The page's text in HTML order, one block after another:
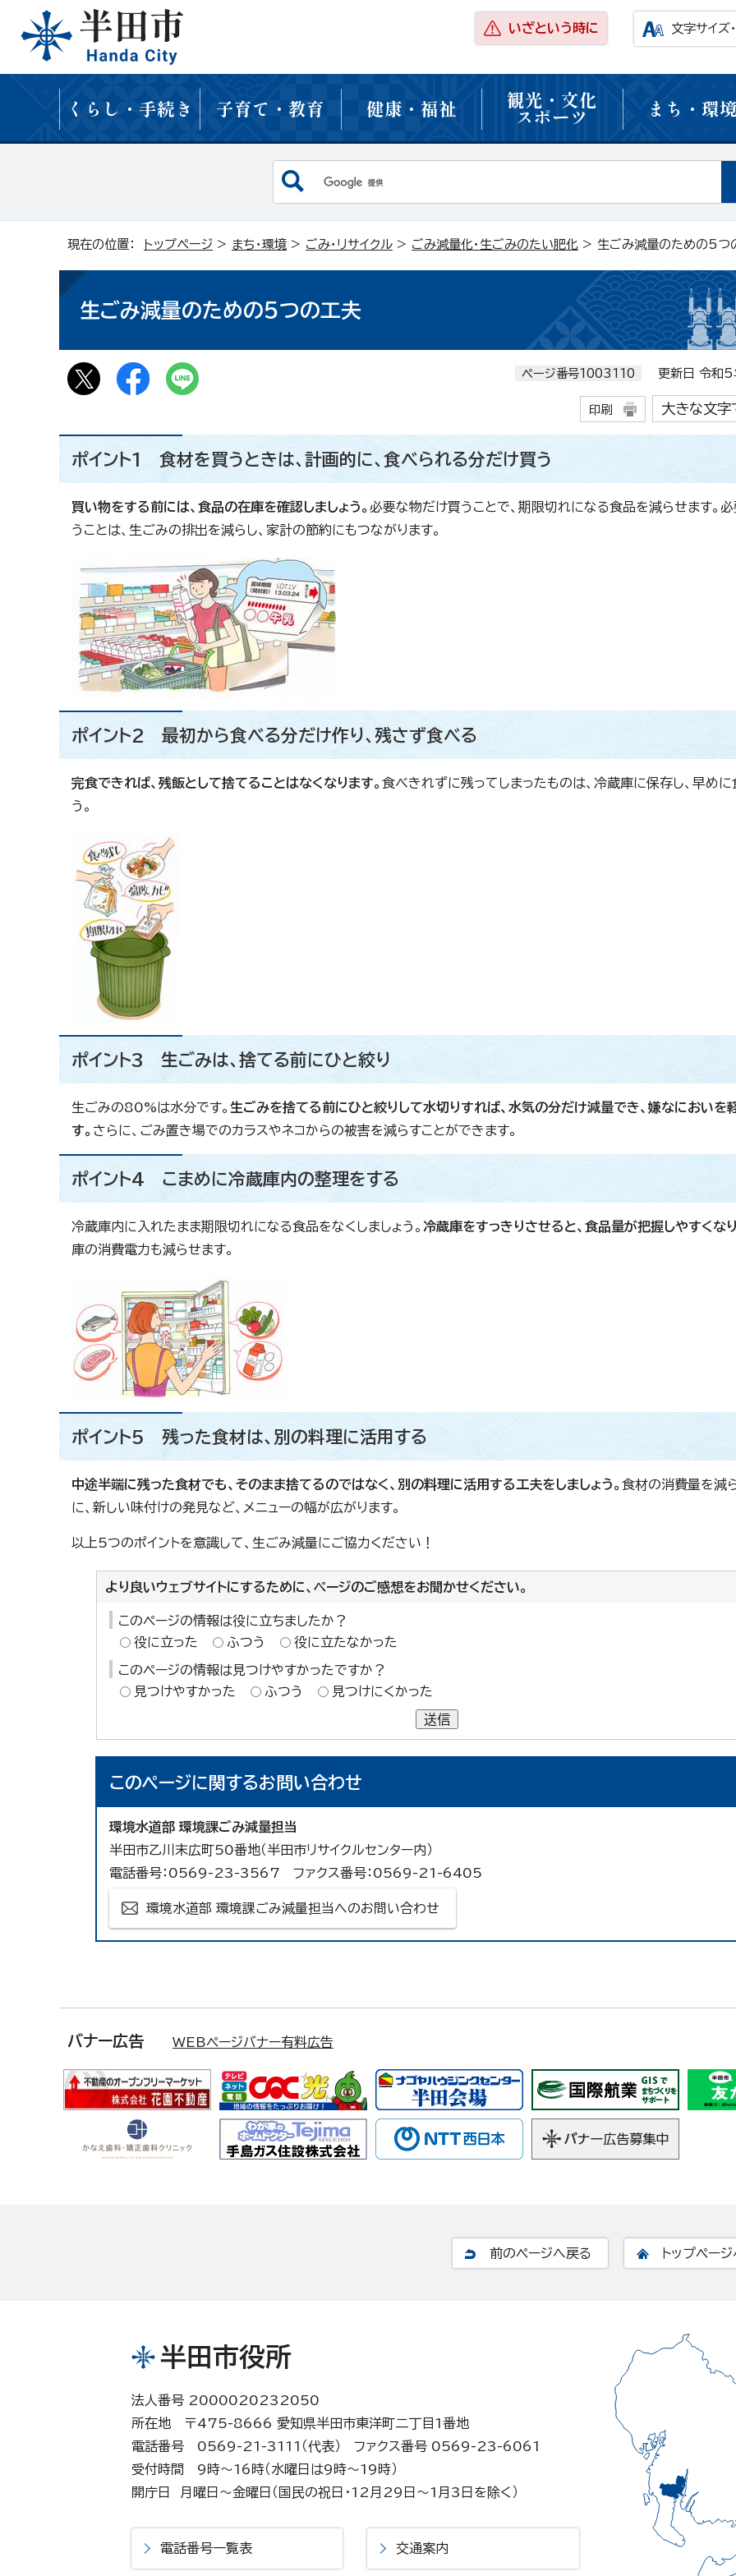
いざという時に 文字サイズ
くらし・手続き 子育て・教育 健康・福祉 観光・文化
スポーツ まち・環境
現在の位置： トップページ > まち・環境 > ごみ・リサイクル > ごみ減量化・生ごみのたい肥化 > 生ごみ減量のための5つ
生ごみ減量のための5つの工夫
ページ番号1003110 更新日 令和5
印刷 大きな文字
ポイント1 食材を買うときは、計画的に、食べられる分だけ買う
買い物をする前には、食品の在庫を確認しましょう。 必要な物だけ買うことで、期限切れになる食品を減らせます。
うことは、生ごみの排出を減らし、家計の節約にもつながります。
ポイント2 最初から食べる分だけ作り、残さず食べる
完食できれば、残飯として捨てることはなくなります。 食べきれずに残ってしまったものは、冷蔵庫に保存し、早めに
う。
ポイント3 生ごみは、捨てる前にひと絞り
生ごみの80%は水分です。 生ごみを捨てる前にひと絞りして水切りすれば、水気の分だけ減量でき、嫌なにおいを
す。 さらに、ごみ置き場でのカラスやネコからの被害を減らすことができます。
ポイント4 こまめに冷蔵庫内の整理をする
冷蔵庫内に入れたまま期限切れになる食品をなくしましょう。 冷蔵庫をすっきりさせると、食品量が把握しやすくなり
庫の消費電力も減らせます。
ポイント5 残った食材は、別の料理に活用する
中途半端に残った食材でも、そのまま捨てるのではなく、別の料理に活用する工夫をしましょう。 食材の消費量を減
に、新しい味付けの発見など、メニューの幅が広がります。
以上5つのポイントを意識して、生ごみ減量にご協力ください！
より良いウェブサイトにするために、ページのご感想をお聞かせください。
このページの情報は役に立ちましたか？
役に立った
ふつう 役に立たなかった
このページの情報は見つけやすかったですか？
見つけやすかった
ふつう 見つけにくかった
送信
このページに関するお問い合わせ
環境水道部 環境課ごみ減量担当
半田市乙川末広町50番地（半田市リサイクルセンター内）
電話番号：0569-23-3567 ファクス番号：0569-21-6405
環境水道部 環境課ごみ減量担当へのお問い合わせ
バナー広告 WEBページバナー有料広告
前のページへ戻る トップペー
半田市役所
法人番号 2000020232050
所在地 〒475-8666 愛知県半田市東洋町二丁目1番地
電話番号 0569-21-3111（代表） ファクス番号 0569-23-6061
受付時間 9時～16時（水曜日は9時～19時）
開庁日 月曜日～金曜日（国民の祝日・12月29日～1月3日を除く）
電話番号一覧表 交通案内